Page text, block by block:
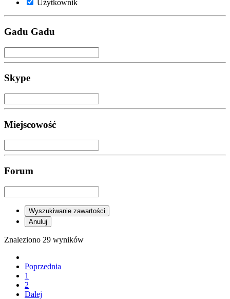
Użytkownik
Gadu Gadu
Skype
Miejscowość
Forum
Wyszukiwanie zawartości
Anuluj
Znaleziono 29 wyników
Poprzednia
1
2
Dalej